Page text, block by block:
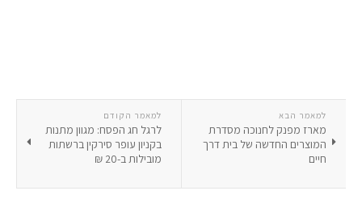
למאמר הקודם
לרגל חג הפסח: מגוון מתנות
בקניון עופר סירקין ברשתות
מובילות ב-20 ₪
למאמר הבא
מארז מפנק לחנוכה מסדרת
המוצרים החדשה של בית דרך
חיים